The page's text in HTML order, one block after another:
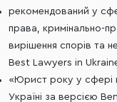
рекомендований у
права, кримінально-
вирішення спорів та
Best Lawyers in
«Юрист року у сфері
Україні за версією